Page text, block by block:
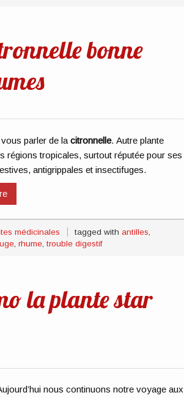
bonne
vous parler de lacitronnelle. Autre plante
régions tropicales, surtout réputée pour ses
antigrippales et insectifuges.
médicinales tagged withantilles
,rhume ,trouble digestif
la plante star
nous continuons notre voyage aux